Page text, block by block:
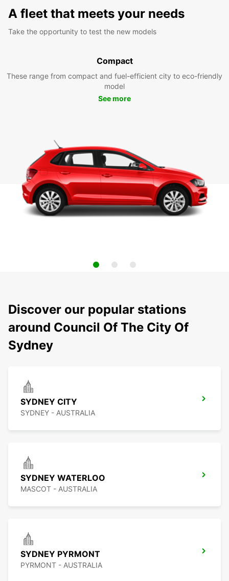
A fleet that meets your needs
Take the opportunity to test the new models
Compact
These range from compact and fuel-efficient city to eco-friendly
model
See more
Discover our popular stations
around Council Of The City Of
Sydney
SYDNEY CITY
SYDNEY - AUSTRALIA
SYDNEY WATERLOO
MASCOT - AUSTRALIA
SYDNEY PYRMONT
PYRMONT - AUSTRALIA